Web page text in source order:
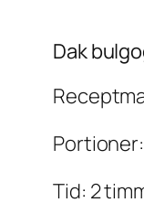
Dak
Tid: 2